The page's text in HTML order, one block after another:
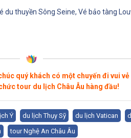
thuyền Sông Seine, Vé bảo tàng
quý khách có một chuyến đi vui vẻ
tour du lịch Châu Âu hàng đầu!
Ý du lịch Thụy Sỹ du lịch Vatican
tour Nghệ An Châu Âu